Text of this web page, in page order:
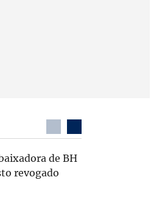
de BH
revogado